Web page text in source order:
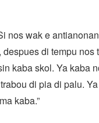
nos wak e
despues di tempu
kaba skol. Ya kaba
di pia di palu.
kaba.”